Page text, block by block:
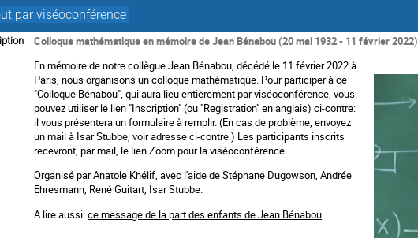
par viséoconférence
Colloque mathématique en mémoire de Jean Bénabou (20 mai 1932 - 11 février 2022)
En mémoire de notre collègue Jean Bénabou, décédé le 11 février 2022 à
Paris, nous organisons un colloque mathématique. Pour participer à ce
"Colloque Bénabou", qui aura lieu entièrement par viséoconférence, vous
pouvez utiliser le lien "Inscription" (ou "Registration" en anglais) ci-contre:
il vous présentera un formulaire à remplir. (En cas de problème, envoyez
un mail à Isar Stubbe, voir adresse ci-contre.) Les participants inscrits
recevront, par mail, le lien Zoom pour la viséoconférence.
Organisé par Anatole Khélif, avec l'aide de Stéphane Dugowson, Andrée
Ehresmann, René Guitart, Isar Stubbe.
A lire aussi:ce message de la part des enfants de Jean Bénabou